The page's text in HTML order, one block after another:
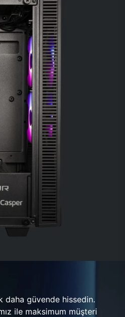
daha güvende hissedin.
ile maksimum müşteri